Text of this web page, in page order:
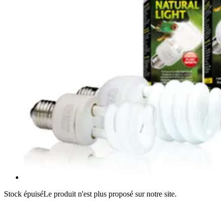
Stock épuiséLe produit n'est plus proposé sur notre site.